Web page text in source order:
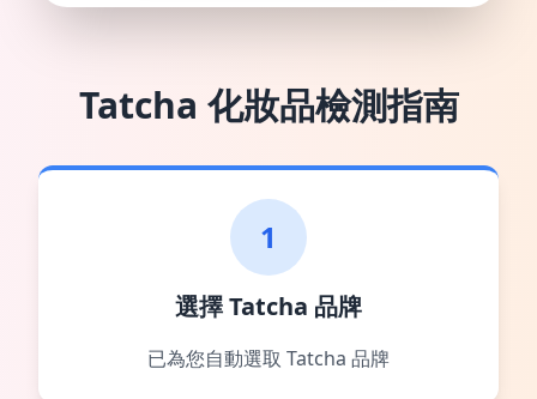
Tatcha 化妝品檢測指南
1
選擇 Tatcha 品牌
已為您自動選取 Tatcha 品牌